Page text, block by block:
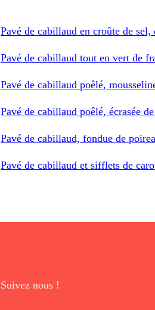
Pavé de cabillaud en croûte de sel,
Pavé de cabillaud tout en vert de
Pavé de cabillaud poêlé,
Pavé de cabillaud poêlé, écrasée
Pavé de cabillaud, fondue de
Pavé de cabillaud et sifflets de
Suivez nous !